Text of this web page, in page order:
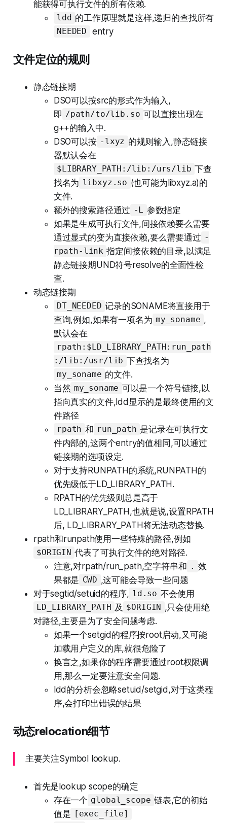
能获得可执行文件的所有依赖.
ldd 的工作原理就是这样,递归的查找所有
NEEDED entry
文件定位的规则
静态链接期
DSO可以按src的形式作为输入,
即 /path/to/lib.so 可以直接出现在
g++的输入中.
DSO可以按 -lxyz 的规则输入,静态链接
器默认会在
$LIBRARY_PATH:/lib:/urs/lib 下查
找名为 libxyz.so (也可能为libxyz.a)的
文件.
额外的搜索路径通过 -L 参数指定
如果是生成可执行文件,间接依赖要么需要
通过显式的变为直接依赖,要么需要通过 -
rpath-link 指定间接依赖的目录,以满足
静态链接期UND符号resolve的全面性检
查.
动态链接期
DT_NEEDED 记录的SONAME将直接用于
查询,例如,如果有一项名为 my_soname ,
默认会在
rpath:$LD_LIBRARY_PATH:run_path
:/lib:/usr/lib 下查找名为
my_soname 的文件.
当然 my_soname 可以是一个符号链接,以
指向真实的文件,ldd显示的是最终使用的文
件路径
rpath 和 run_path 是记录在可执行文
件内部的,这两个entry的值相同,可以通过
链接期的选项设定.
对于支持RUNPATH的系统,RUNPATH的
优先级低于LD_LIBRARY_PATH.
RPATH的优先级则总是高于
LD_LIBRARY_PATH,也就是说,设置RPATH
后, LD_LIBRARY_PATH将无法动态替换.
rpath和runpath使用一些特殊的路径,例如
$ORIGIN 代表了可执行文件的绝对路径.
注意,对rpath/run_path,空字符串和 . 效
果都是 CWD ,这可能会导致一些问题
对于segtid/setuid的程序, ld.so 不会使用
LD_LIBRARY_PATH 及 $ORIGIN ,只会使用绝
对路径,主要是为了安全问题考虑.
如果一个setgid的程序按root启动,又可能
加载用户定义的库,就很危险了
换言之,如果你的程序需要通过root权限调
用,那么一定要注意安全问题.
ldd的分析会忽略setuid/setgid,对于这类程
序,会打印出错误的结果
动态relocation细节
主要关注Symbol lookup.
首先是lookup scope的确定
存在一个 global_scope 链表,它的初始
值是
[exec_file]